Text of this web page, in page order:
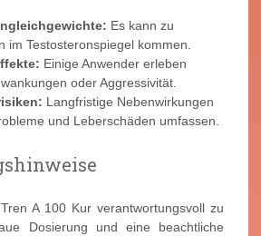
Es kann zu
im Testosteronspiegel kommen.
Einige Anwender erleben
oder Aggressivität.
Langfristige Nebenwirkungen
und Leberschäden umfassen.
A 100 Kur verantwortungsvoll zu
Dosierung und eine beachtliche